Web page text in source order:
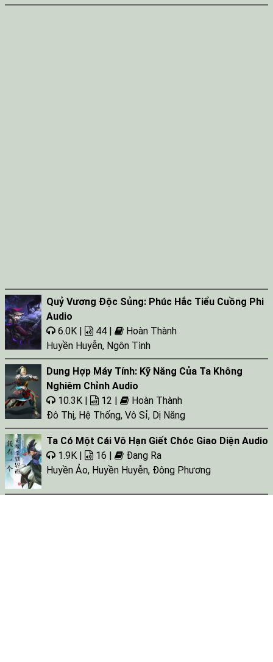
Quỷ Vương Độc Sủng: Phúc Hắc Tiểu Cuồng Phi
Audio
6.0K |
44 |
Hoàn Thành
Huyền Huyễn, Ngôn Tình
Dung Hợp Máy Tính: Kỹ Năng Của Ta Không
Nghiêm Chỉnh Audio
10.3K |
12 |
Hoàn Thành
Đô Thị, Hệ Thống, Vô Sỉ, Dị Năng
Ta Có Một Cái Vô Hạn Giết Chóc Giao Diện Audio
1.9K |
16 |
Đang Ra
Huyền Ảo, Huyền Huyễn, Đông Phương